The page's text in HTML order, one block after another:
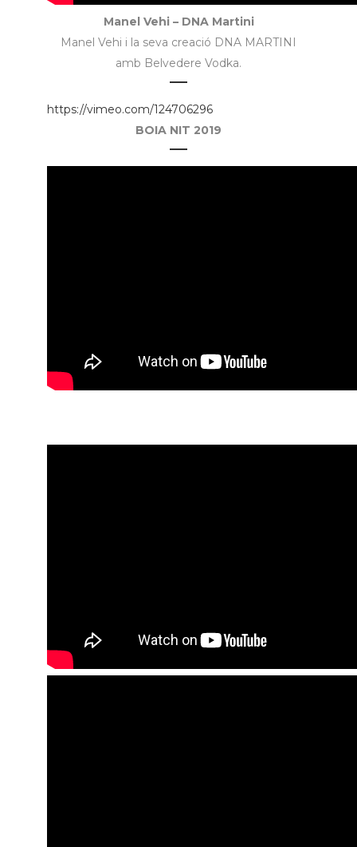
Manel Vehi – DNA Martini
Manel Vehi i la seva creació DNA MARTINI
amb Belvedere Vodka.
https://vimeo.com/124706296
BOIA NIT 2019